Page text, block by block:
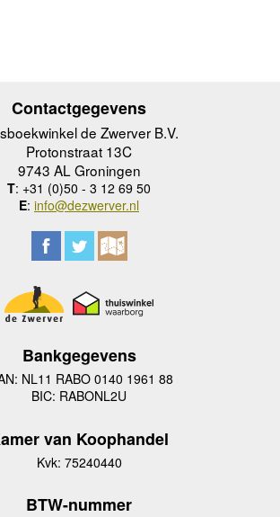
Contactgegevens
de Zwerver B.V.
Protonstraat 13C
9743 AL Groningen
T: +31 (0)50 - 3 12 69 50
E: info@dezwerver.nl
Bankgegevens
NL11 RABO 0140 1961 88
BIC: RABONL2U
van Koophandel
Kvk: 75240440
BTW-nummer